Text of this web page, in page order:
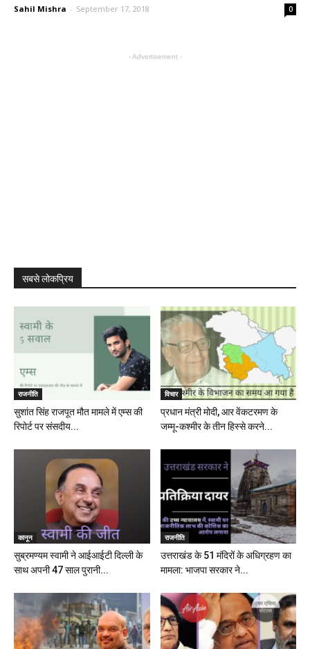
Sahil Mishra - September 17, 2018 0
- Advertisement -
सबसे लोकप्रिय
राजनीति
सुशांत सिंह राजपूत मौत मामले में एम्स की
रिपोर्ट पर संसदीय...
विचार
प्रधान मंत्री मोदी, आर वेंकटरमण के
जम्मू-कश्मीर के तीन हिस्से करने...
कानून
सुब्रमण्यम स्वामी ने आईआईटी दिल्ली के
साथ अपनी 47 साल पुरानी...
राजनीति
उत्तराखंड के 51 मंदिरों के अधिग्रहण का
मामला: भाजपा सरकार ने...